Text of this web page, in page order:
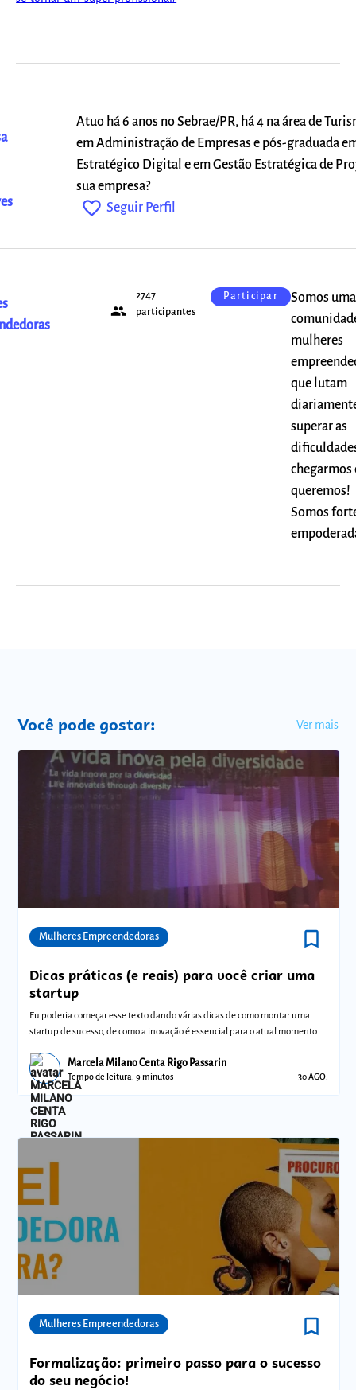
Atuo há 6 anos no Sebrae/PR, há 4 na área de
em Administração de Empresas e pós-graduada
Estratégico Digital e em Gestão Estratégica de
sua empresa?
favorite_outline Seguir Perfil
people
2747
participantes
Participar
Somos uma
mulheres
que lutam
superar as
chegarmos
queremos!
Somos
Você pode gostar: Ver mais
Mulheres Empreendedoras bookmark_border
Dicas práticas (e reais) para você criar uma
startup
Eu poderia começar esse texto dando várias dicas de como montar uma
startup de sucesso, de como a inovação é essencial para o atual momento
Marcela Milano Centa Rigo Passarin
Tempo de leitura: 9 minutos 30 AGO.
Mulheres Empreendedoras bookmark_border
Formalização: primeiro passo para o sucesso
do seu negócio!